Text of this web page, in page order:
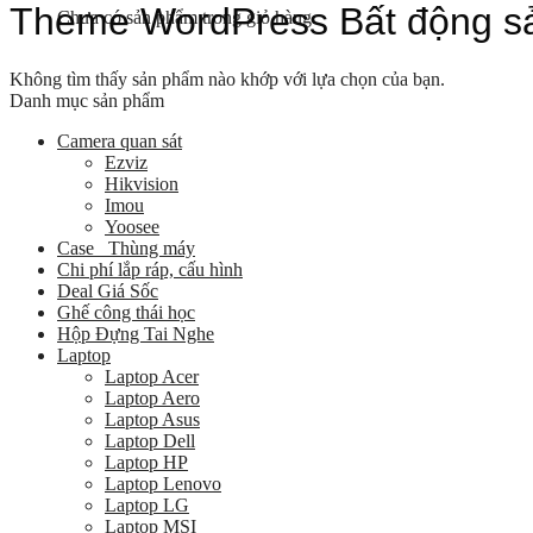
Chưa có sản phẩm trong giỏ hàng.
Theme WordPress Bất động
Không tìm thấy sản phẩm nào khớp với lựa chọn của bạn.
Danh mục sản phẩm
Camera quan sát
Ezviz
Hikvision
Imou
Yoosee
Case _Thùng máy
Chi phí lắp ráp, cấu hình
Deal Giá Sốc
Ghế công thái học
Hộp Đựng Tai Nghe
Laptop
Laptop Acer
Laptop Aero
Laptop Asus
Laptop Dell
Laptop HP
Laptop Lenovo
Laptop LG
Laptop MSI